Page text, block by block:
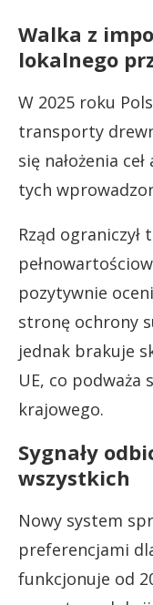
Walka z
lokalnego
W 2025 roku
transporty
się nałożenia
tych
Rząd ograniczył
pozytywnie
stronę ochrony
jednak brakuje
UE, co podważa
krajowego.
Sygnały
wszystkich
Nowy system
preferencjami
funkcjonuje od